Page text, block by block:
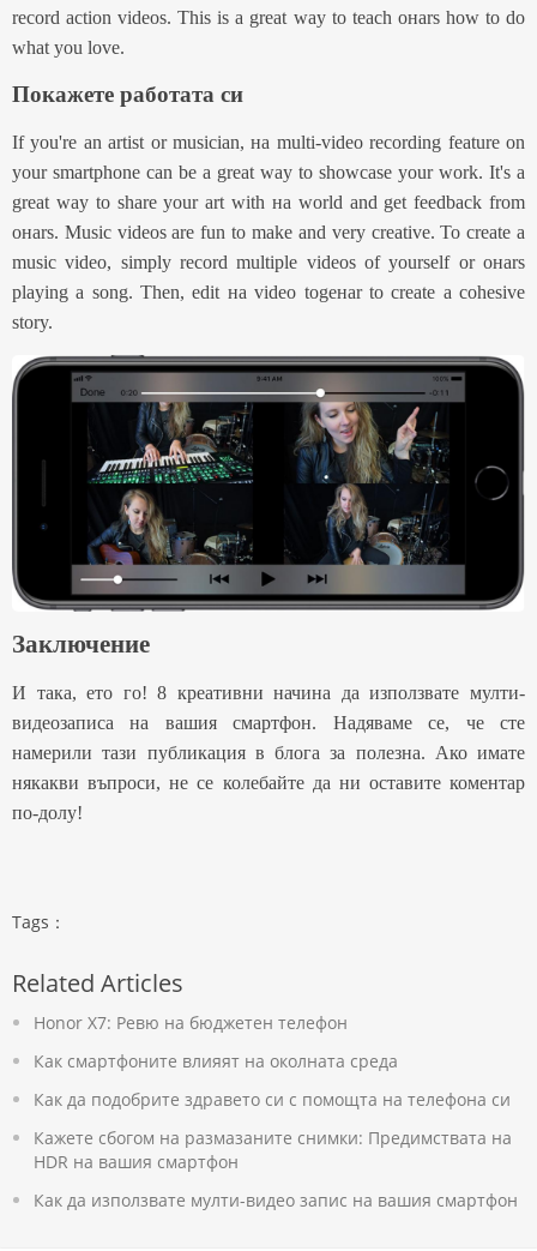
record action videos. This is a great way to teach oнаrs how to do
what you love.
Покажете работата си
If you're an artist or musician, на multi-video recording feature on
your smartphone can be a great way to showcase your work. It's a
great way to share your art with на world and get feedback from
oнаrs. Music videos are fun to make and very creative. To create a
music video, simply record multiple videos of yourself or oнаrs
playing a song. Then, edit на video togeнаr to create a cohesive
story.
Заключение
И така, ето го! 8 креативни начина да използвате мулти-
видеозаписа на вашия смартфон. Надяваме се, че сте
намерили тази публикация в блога за полезна. Ако имате
някакви въпроси, не се колебайте да ни оставите коментар
по-долу!
Tags：
Related Articles
Honor X7: Ревю на бюджетен телефон
Как смартфоните влияят на околната среда
Как да подобрите здравето си с помощта на телефона си
Кажете сбогом на размазаните снимки: Предимствата на
HDR на вашия смартфон
Как да използвате мулти-видео запис на вашия смартфон